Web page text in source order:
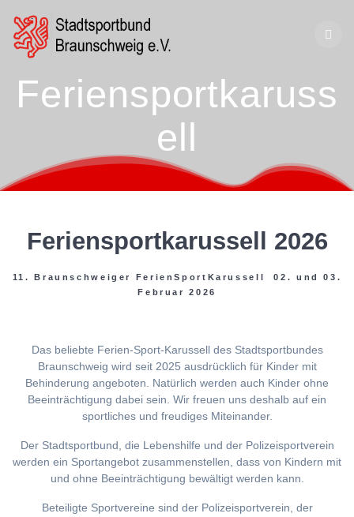
Feriensportkaruss
ell
Feriensportkarussell 2026
11. Braunschweiger FerienSportKarussell 02. und 03.
Februar 2026
Das beliebte Ferien-Sport-Karussell des Stadtsportbundes
Braunschweig wird seit 2025 ausdrücklich für Kinder mit
Behinderung angeboten. Natürlich werden auch Kinder ohne
Beeinträchtigung dabei sein. Wir freuen uns deshalb auf ein
sportliches und freudiges Miteinander.
Der Stadtsportbund, die Lebenshilfe und der Polizeisportverein
werden ein Sportangebot zusammenstellen, dass von Kindern mit
und ohne Beeinträchtigung bewältigt werden kann.
Beteiligte Sportvereine sind der Polizeisportverein, der